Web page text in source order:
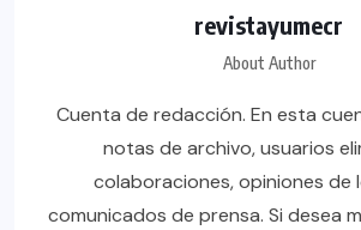
revistayumecr
About Author
Cuenta de redacción. En esta
notas de archivo, usuarios
colaboraciones, opiniones de
comunicados de prensa. Si desea